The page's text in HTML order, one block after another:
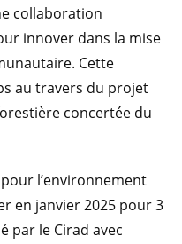
collaboration
innover dans la mise
Cette
au travers du projet
concertée du
l’environnement
en janvier 2025 pour 3
par le Cirad avec